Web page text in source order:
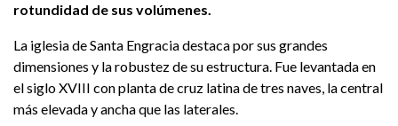
rotundidad de sus volúmenes.
La iglesia de Santa Engracia destaca por sus grandes
dimensiones y la robustez de su estructura. Fue levantada en
el siglo XVIII con planta de cruz latina de tres naves, la central
más elevada y ancha que las laterales.